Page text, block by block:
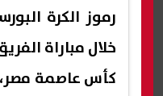
رموز الكرة
خلال مباراة
كأس عاصمة